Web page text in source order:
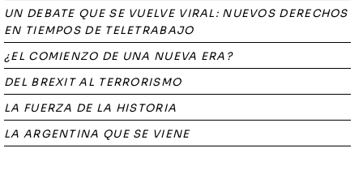
UN DEBATE QUE SE VUELVE VIRAL: NUEVOS DERECHOS
EN TIEMPOS DE TELETRABAJO
¿EL COMIENZO DE UNA NUEVA ERA?
DEL BREXIT AL TERRORISMO
LA FUERZA DE LA HISTORIA
LA ARGENTINA QUE SE VIENE